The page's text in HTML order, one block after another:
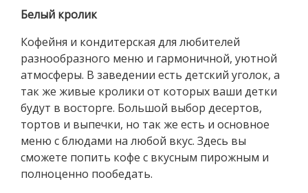
Белый кролик
Кофейня и кондитерская для любителей
разнообразного меню и гармоничной, уютной
атмосферы. В заведении есть детский уголок, а
так же живые кролики от которых ваши детки
будут в восторге. Большой выбор десертов,
тортов и выпечки, но так же есть и основное
меню с блюдами на любой вкус. Здесь вы
сможете попить кофе с вкусным пирожным и
полноценно пообедать.